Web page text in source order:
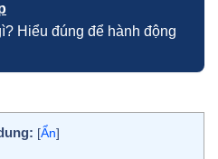
Hiểu đúng để hành động
[Ẩn]